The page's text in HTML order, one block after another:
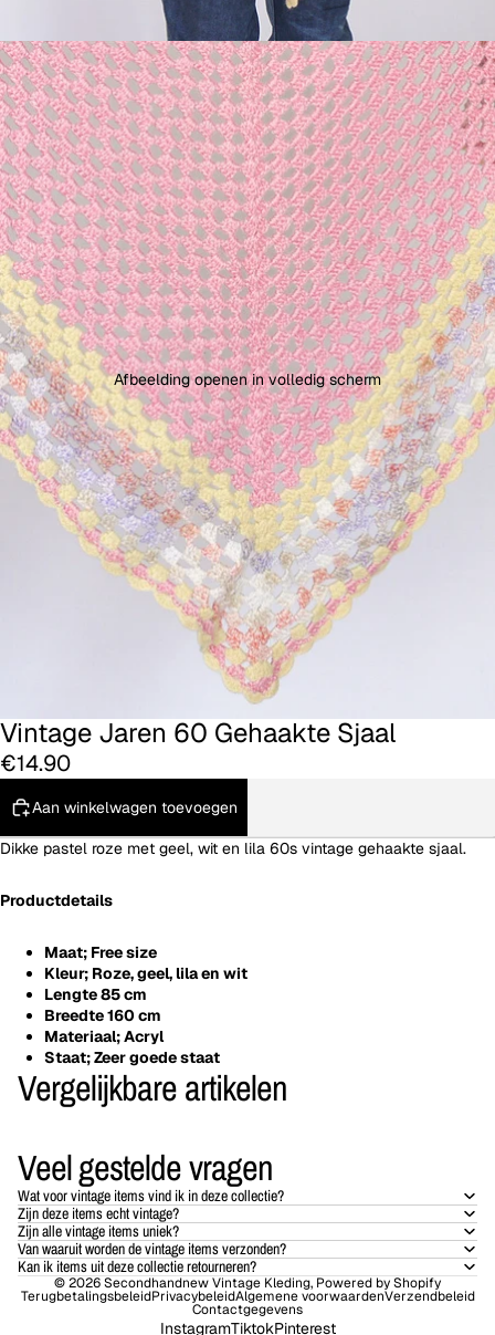
Afbeelding openen in volledig scherm
Vintage Jaren 60 Gehaakte Sjaal
€14.90
Aan winkelwagen toevoegen
Dikke pastel roze met geel, wit en lila 60s vintage gehaakte sjaal.
Productdetails
Maat; Free size
Kleur; Roze, geel, lila en wit
Lengte 85 cm
Breedte 160 cm
Materiaal;Acryl
Staat; Zeer goede staat
Vergelijkbare artikelen
Veel gestelde vragen
Wat voor vintage items vind ik in deze collectie?
Zijn deze items echt vintage?
Zijn alle vintage items uniek?
Van waaruit worden de vintage items verzonden?
Kan ik items uit deze collectie retourneren?
© 2026Secondhandnew Vintage Kleding, Powered by Shopify
TerugbetalingsbeleidPrivacybeleidAlgemene voorwaardenVerzendbeleid
Contactgegevens
InstagramTiktokPinterest